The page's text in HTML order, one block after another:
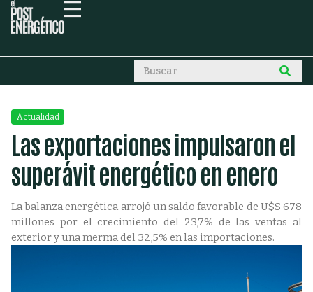
Actualidad
Las exportaciones impulsaron el
superávit energético en enero
La balanza energética arrojó un saldo favorable de U$S 678
millones por el crecimiento del 23,7% de las ventas al
exterior y una merma del 32,5% en las importaciones.